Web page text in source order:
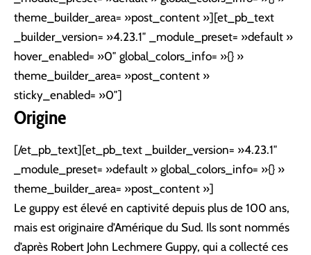
theme_builder_area= »post_content »][et_pb_text
_builder_version= »4.23.1″ _module_preset= »default »
hover_enabled= »0″ global_colors_info= »{} »
theme_builder_area= »post_content »
sticky_enabled= »0″]
Origine
[/et_pb_text][et_pb_text _builder_version= »4.23.1″
_module_preset= »default » global_colors_info= »{} »
theme_builder_area= »post_content »]
Le guppy est élevé en captivité depuis plus de 100 ans,
mais est originaire d’Amérique du Sud. Ils sont nommés
d’après Robert John Lechmere Guppy, qui a collecté ces